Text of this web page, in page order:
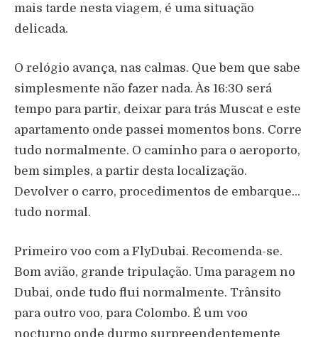
mais tarde nesta viagem, é uma situação
delicada.
O relógio avança, nas calmas. Que bem que sabe
simplesmente não fazer nada. Às 16:30 será
tempo para partir, deixar para trás Muscat e este
apartamento onde passei momentos bons. Corre
tudo normalmente. O caminho para o aeroporto,
bem simples, a partir desta localização.
Devolver o carro, procedimentos de embarque…
tudo normal.
Primeiro voo com a FlyDubai. Recomenda-se.
Bom avião, grande tripulação. Uma paragem no
Dubai, onde tudo flui normalmente. Trânsito
para outro voo, para Colombo. É um voo
nocturno onde durmo surpreendentemente